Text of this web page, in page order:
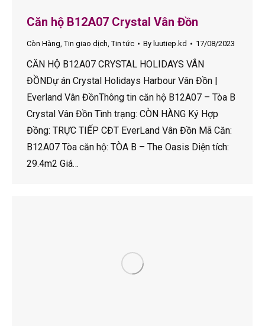
Căn hộ B12A07 Crystal Vân Đồn
Còn Hàng,Tin giao dịch,Tin tức By luutiep.kd 17/08/2023
CĂN HỘ B12A07 CRYSTAL HOLIDAYS VÂN
ĐỒNDự án Crystal Holidays Harbour Vân Đồn |
Everland Vân ĐồnThông tin căn hộ B12A07 – Tòa B
Crystal Vân Đồn Tình trạng: CÒN HÀNG Ký Hợp
Đồng: TRỰC TIẾP CĐT EverLand Vân Đồn Mã Căn:
B12A07 Tòa căn hộ: TÒA B – The Oasis Diện tích:
29.4m2 Giá…